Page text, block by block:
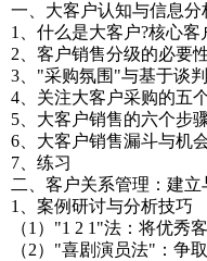
一、大客户认知与信息分
1、什么是大客户?核心客
2、客户销售分级的必要
3、"采购氛围"与基于谈
4、关注大客户采购的五
5、大客户销售的六个步
6、大客户销售漏斗与机
7、练习
二、客户关系管理：建
1、案例研讨与分析技巧
（1）"1 2 1"法：将优秀
（2）"喜剧演员法"：争